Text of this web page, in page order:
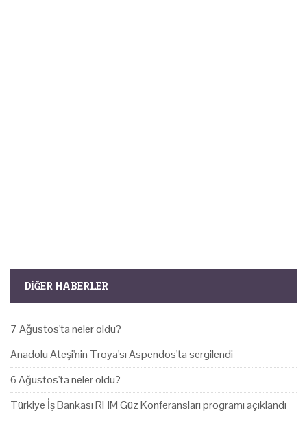
DIĞER HABERLER
7 Ağustos'ta neler oldu?
Anadolu Ateşi'nin Troya'sı Aspendos'ta sergilendi
6 Ağustos'ta neler oldu?
Türkiye İş Bankası RHM Güz Konferansları programı açıklandı